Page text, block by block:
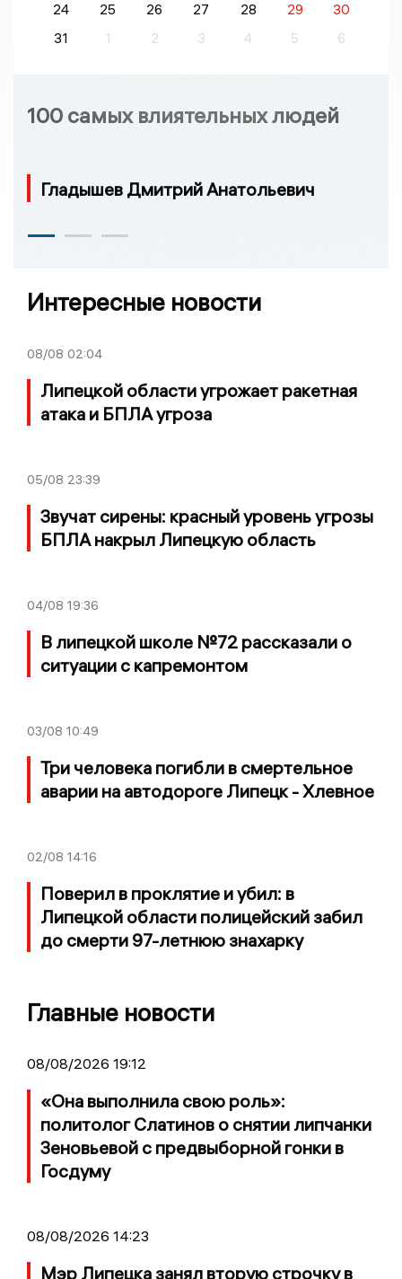
24
25 26 27 28 29
30
31
1 2 3 4 5 6
100 самых влиятельных людей
Гладышев Дмитрий Анатольевич
Интересные новости
08/08 02:04
Липецкой области угрожает ракетная
атака и БПЛА угроза
05/08 23:39
Звучат сирены: красный уровень угрозы
БПЛА накрыл Липецкую область
04/08 19:36
В липецкой школе №72 рассказали о
ситуации с капремонтом
03/08 10:49
Три человека погибли в смертельное
аварии на автодороге Липецк - Хлевное
02/08 14:16
Поверил в проклятие и убил: в
Липецкой области полицейский забил
до смерти 97-летнюю знахарку
Главные новости
08/08/2026 19:12
«Она выполнила свою роль»:
политолог Слатинов о снятии липчанки
Зеновьевой с предвыборной гонки в
Госдуму
08/08/2026 14:23
Мэр Липецка занял вторую строчку в